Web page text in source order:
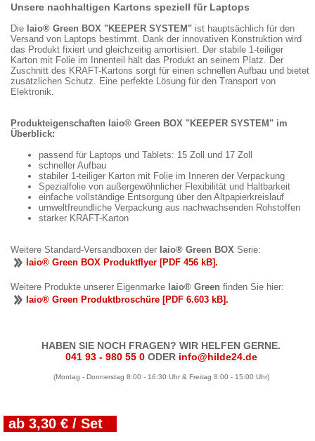
Unsere nachhaltigen Kartons speziell für Laptops
Die laio® Green BOX "KEEPER SYSTEM" ist hauptsächlich für den
Versand von Laptops bestimmt. Dank der innovativen Konstruktion wird
das Produkt fixiert und gleichzeitig amortisiert. Der stabile 1-teiliger
Karton mit Folie im Innenteil hält das Produkt an seinem Platz. Der
Zuschnitt des KRAFT-Kartons sorgt für einen schnellen Aufbau und bietet
zusätzlichen Schutz. Eine perfekte Lösung für den Transport von
Elektronik.
Produkteigenschaften laio® Green BOX "KEEPER SYSTEM" im
Überblick:
passend für Laptops und Tablets: 15 Zoll und 17 Zoll
schneller Aufbau
stabiler 1-teiliger Karton mit Folie im Inneren der Verpackung
Spezialfolie von außergewöhnlicher Flexibilität und Haltbarkeit
einfache vollständige Entsorgung über den Altpapierkreislauf
umweltfreundliche Verpackung aus nachwachsenden Rohstoffen
starker KRAFT-Karton
Weitere Standard-Versandboxen der laio® Green BOX Serie:
laio® Green BOX Produktflyer [PDF 456 kB].
Weitere Produkte unserer Eigenmarke laio® Green finden Sie hier:
laio® Green Produktbroschüre [PDF 6.603 kB].
HABEN SIE NOCH FRAGEN? WIR HELFEN GERNE.
041 93 - 980 55 0 ODER info@hilde24.de
(Montag - Donnerstag 8:00 - 16:30 Uhr & Freitag 8:00 - 15:00 Uhr)
ab 3,30 € / Set